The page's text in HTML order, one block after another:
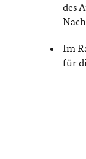
des
Im
für